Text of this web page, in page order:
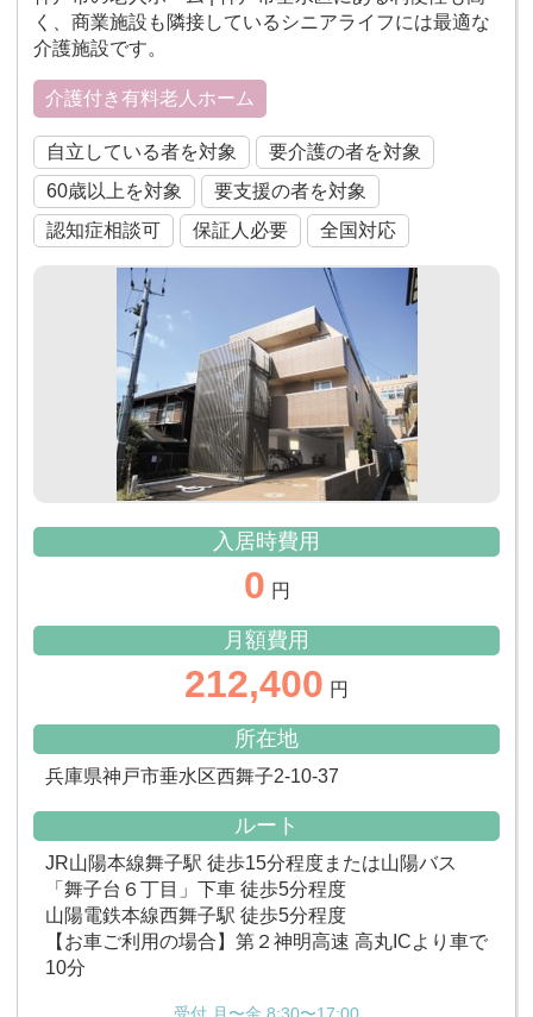
く、商業施設も隣接しているシニアライフには最適な
介護施設です。
介護付き有料老人ホーム
自立している者を対象
要介護の者を対象
60歳以上を対象
要支援の者を対象
認知症相談可
保証人必要 全国対応
入居時費用
0 円
月額費用
212,400 円
所在地
兵庫県神戸市垂水区西舞子2-10-37
ルート
JR山陽本線舞子駅 徒歩15分程度または山陽バス
「舞子台６丁目」下車 徒歩5分程度
山陽電鉄本線西舞子駅 徒歩5分程度
【お車ご利用の場合】第２神明高速 高丸ICより車で
10分
受付 月〜金 8:30〜17:00